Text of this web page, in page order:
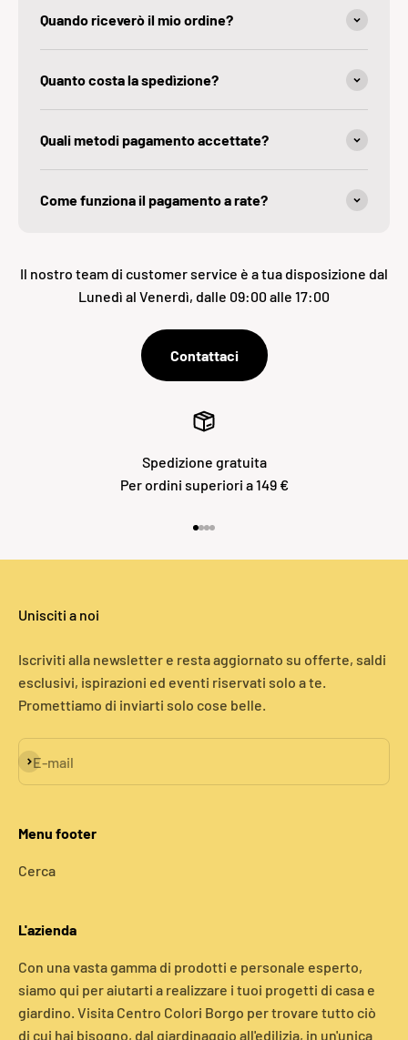
Quando riceverò il mio ordine?
Quanto costa la spedìzione?
Quali metodi pagamento accettate?
Come funziona il pagamento a rate?
Il nostro team di customer service è a tua disposizione dal
Lunedì al Venerdì, dalle 09:00 alle 17:00
Contattaci
Spedizione gratuita
Per ordini superiori a 149 €
Unisciti a noi
Iscriviti alla newsletter e resta aggiornato su offerte, saldi
esclusivi, ispirazioni ed eventi riservati solo a te.
Promettiamo di inviarti solo cose belle.
E-mail
Iscriviti alla newsletter
Menu footer
Cerca
L'azienda
Con una vasta gamma di prodotti e personale esperto,
siamo qui per aiutarti a realizzare i tuoi progetti di casa e
giardino. Visita Centro Colori Borgo per trovare tutto ciò
di cui hai bisogno, dal giardinaggio all'edilizia, in un'unica